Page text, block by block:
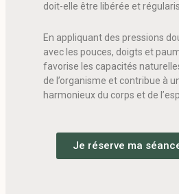
doit-elle être libérée et
En appliquant des pressions
avec les pouces, doigts et
favorise les capacités
de l’organisme et contribue à
harmonieux du corps et de
Je réserve ma